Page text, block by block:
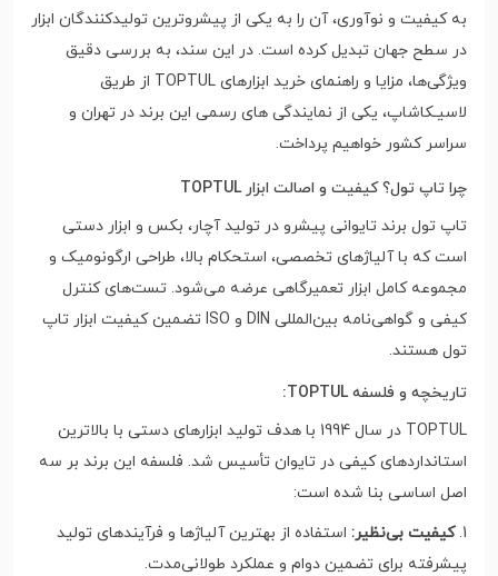
به کیفیت و نوآوری، آن را به یکی از پیشروترین تولیدکنندگان ابزار
در سطح جهان تبدیل کرده است. در این سند، به بررسی دقیق
ویژگی‌ها، مزایا و راهنمای خرید ابزارهای TOPTUL از طریق
لاسیـکاشاپ، یکی از نمایندگی های رسمی این برند در تهران و
سراسر کشور خواهیم پرداخت.
چرا تاپ تول؟ کیفیت و اصالت ابزار TOPTUL
تاپ تول برند تایوانی پیشرو در تولید آچار، بکس و ابزار دستی
است که با آلیاژهای تخصصی، استحکام بالا، طراحی ارگونومیک و
مجموعه کامل ابزار تعمیرگاهی عرضه می‌شود. تست‌های کنترل
کیفی و گواهی‌نامه بین‌المللی DIN و ISO تضمین کیفیت ابزار تاپ
تول هستند.
تاریخچه و فلسفه TOPTUL:
TOPTUL در سال 1994 با هدف تولید ابزارهای دستی با بالاترین
استانداردهای کیفی در تایوان تأسیس شد. فلسفه این برند بر سه
اصل اساسی بنا شده است:
1. کیفیت بی‌نظیر: استفاده از بهترین آلیاژها و فرآیندهای تولید
پیشرفته برای تضمین دوام و عملکرد طولانی‌مدت.